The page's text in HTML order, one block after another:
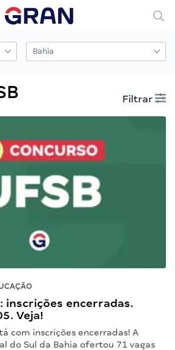
Filtrar
inscrições encerradas.
Veja!
com inscrições encerradas! A
do Sul da Bahia ofertou 71 vagas